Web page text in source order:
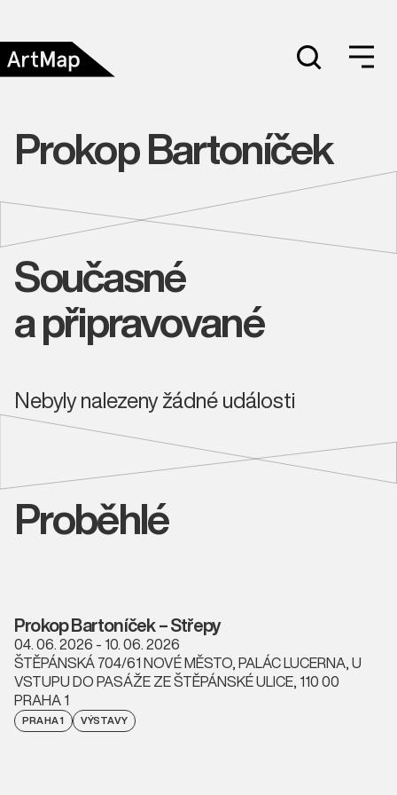
Prokop Bartoníček
Současné
a připravované
Nebyly nalezeny žádné události
Proběhlé
Prokop Bartoníček – Střepy
04. 06. 2026 - 10. 06. 2026
ŠTĚPÁNSKÁ 704/61 NOVÉ MĚSTO, PALÁC LUCERNA, U
VSTUPU DO PASÁŽE ZE ŠTĚPÁNSKÉ ULICE, 110 00
PRAHA 1
PRAHA 1 VÝSTAVY